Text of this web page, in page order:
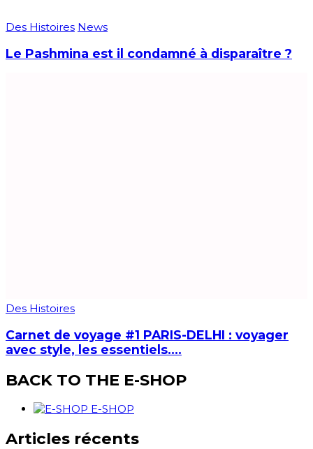
Des Histoires News
Le Pashmina est il condamné à disparaître ?
Des Histoires
Carnet de voyage #1 PARIS-DELHI : voyager
avec style, les essentiels….
BACK TO THE E-SHOP
E-SHOP
Articles récents